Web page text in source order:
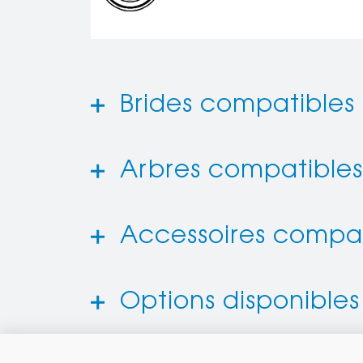
Brides compatibles
Arbres compatibles
Accessoires
Options disponibles